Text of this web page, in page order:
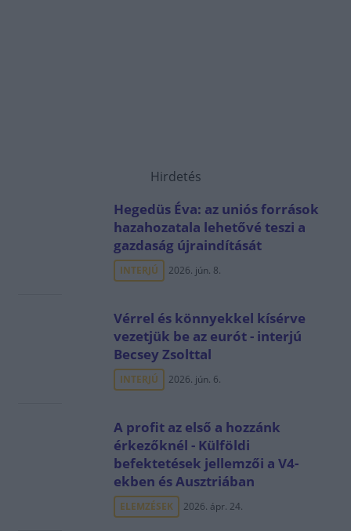
Hirdetés
Hegedüs Éva: az uniós források
hazahozatala lehetővé teszi a
gazdaság újraindítását
INTERJÚ 2026. jún. 8.
Vérrel és könnyekkel kísérve
vezetjük be az eurót - interjú
Becsey Zsolttal
INTERJÚ 2026. jún. 6.
A profit az első a hozzánk
érkezőknél - Külföldi
befektetések jellemzői a V4-
ekben és Ausztriában
ELEMZÉSEK 2026. ápr. 24.